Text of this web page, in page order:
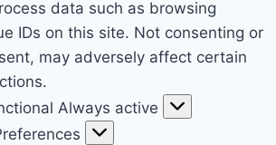
data such as browsing
IDs on this site. Not consenting or
may adversely affect certain
Always active